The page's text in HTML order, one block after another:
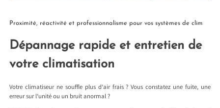
Proximité, réactivité et professionnalisme pour vos systèmes de clim
Dépannage rapide et entretien de
votre climatisation
Votre climatiseur ne souffle plus d’air frais ? Vous constatez une fuite, une
erreur sur l’unité ou un bruit anormal ?